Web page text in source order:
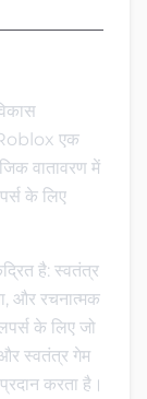
एक
वातावरण में
के लिए
है: स्वतंत्र
और रचनात्मक
के लिए जो
स्वतंत्र गेम
करता है।